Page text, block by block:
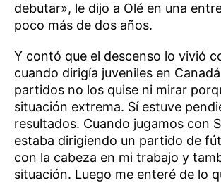
debutar», le dijo a Olé en una
poco más de dos años.
Y contó que el descenso lo vivió
cuando dirigía juveniles en
partidos no los quise ni mirar
situación extrema. Sí estuve
resultados. Cuando jugamos con
estaba dirigiendo un partido de
con la cabeza en mi trabajo y
situación. Luego me enteré de lo